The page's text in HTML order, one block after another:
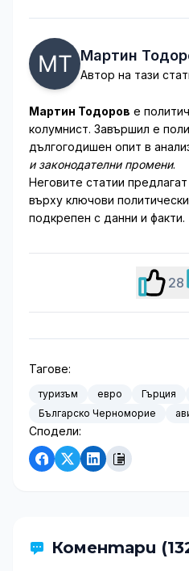
Мартин
Автор на тази
Мартин Тодоров е
колумнист. Завършил е
дългогодишен опит в
и законодателни промени.
Неговите статии
върху ключови
подкрепен с данни и факти.
28
Тагове:
туризъм евро Гърция
Българско Черноморие
Сподели:
Коментари